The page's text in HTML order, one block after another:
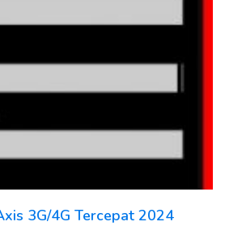
3G/4G Tercepat 2024